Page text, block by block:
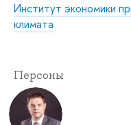
Институт экономики
климата
Персоны